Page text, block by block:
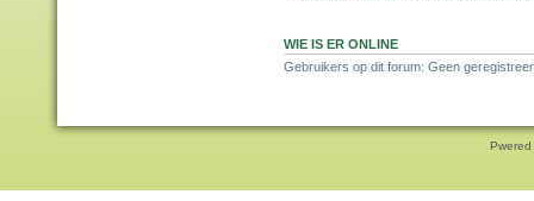
WIE IS ER ONLINE
Gebruikers op dit forum: Geen